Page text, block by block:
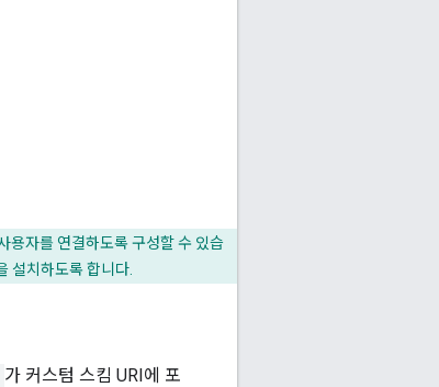
용자를 연결하도록 구성할 수 있습
설치하도록 합니다.
가 커스텀 스킴 URI에 포